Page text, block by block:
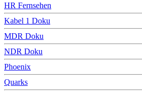
HR Fernsehen
Kabel 1 Doku
MDR Doku
NDR Doku
Phoenix
Quarks